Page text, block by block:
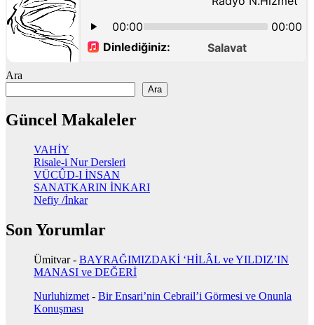
Ara
Ara
Güncel Makaleler
VAHİY
Risale-i Nur Dersleri
VÜCÛD-I İNSAN
SANATKARIN İNKARI
Nefiy /İnkar
Son Yorumlar
Ümitvar- BAYRAĞIMIZDAKİ ‘HİLÂL ve YILDIZ’IN
MANASI ve DEĞERİ
Nurluhizmet - Bir Ensari’nin Cebrail’i Görmesi ve Onunla
Konuşması